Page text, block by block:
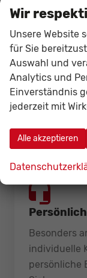
Unser
Services,
Besonders
individuelle
persönliche
Wir
Unsere Website
für Sie
Auswahl und
Analytics und
Einverständnis
jederzeit mit
Alle akzeptieren